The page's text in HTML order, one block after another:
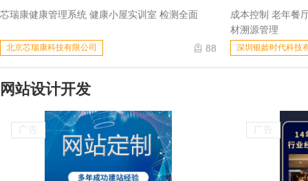
芯瑞康健康管理系统 健康小屋实训室 检测全面
北京芯瑞康科技有限公司 88
成本控制 老年餐
材溯源管理
深圳银龄时代科技
网站设计开发
广告 广告